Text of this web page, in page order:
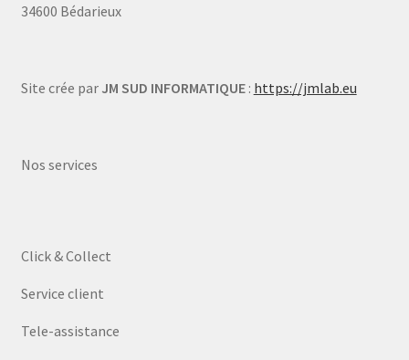
34600 Bédarieux
Site crée par JM SUD INFORMATIQUE: https://jmlab.eu
Nos services
Click & Collect
Service client
Tele-assistance